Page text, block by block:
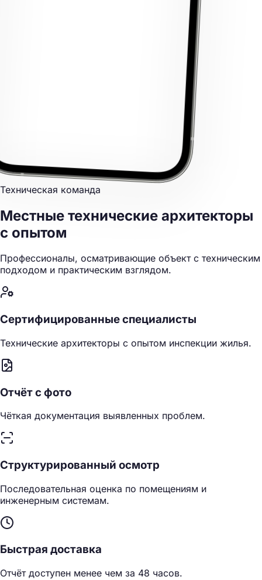
Техническая команда
Местные технические архитекторы
с опытом
Профессионалы, осматривающие объект с техническим
подходом и практическим взглядом.
Сертифицированные специалисты
Технические архитекторы с опытом инспекции жилья.
Отчёт с фото
Чёткая документация выявленных проблем.
Структурированный осмотр
Последовательная оценка по помещениям и
инженерным системам.
Быстрая доставка
Отчёт доступен менее чем за 48 часов.